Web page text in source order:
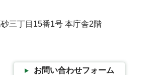
三丁目15番1号 本庁舎2階
お問い合わせフォーム